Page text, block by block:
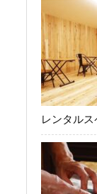
レンタルス